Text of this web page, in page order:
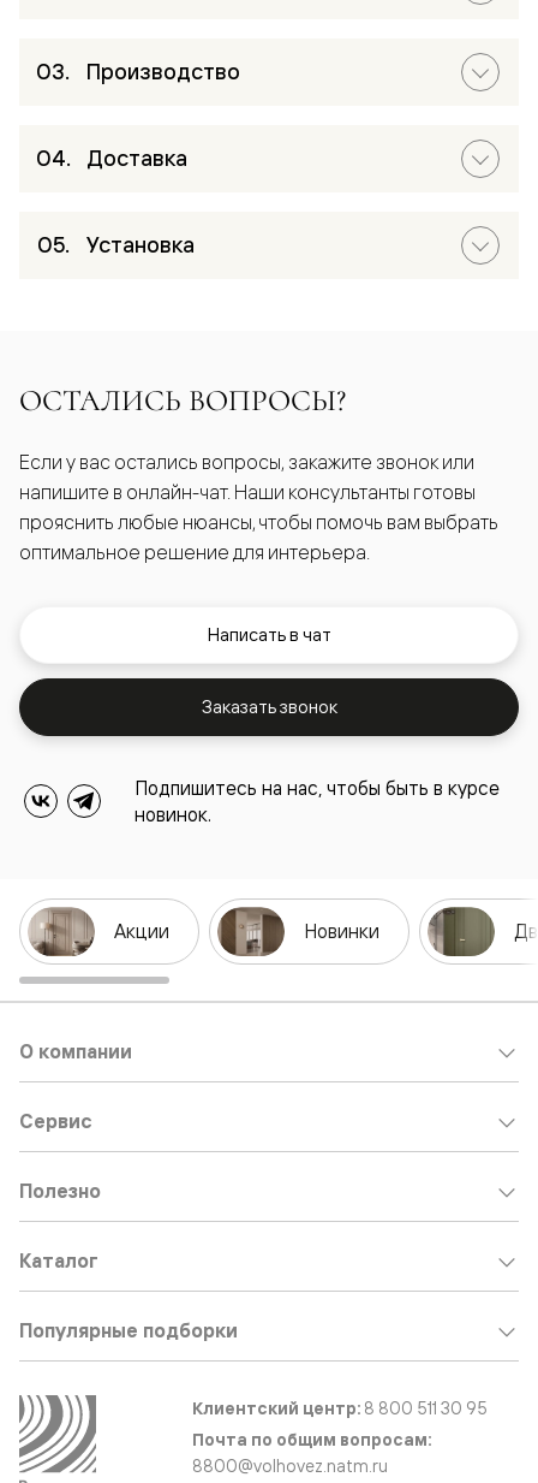
Производство
Доставка
Установка
ОСТАЛИСЬ ВОПРОСЫ?
Если у вас остались вопросы, закажите звонок или
напишите в онлайн-чат. Наши консультанты готовы
прояснить любые нюансы, чтобы помочь вам выбрать
оптимальное решение для интерьера.
Написать в чат
Заказать звонок
Подпишитесь на нас, чтобы быть в курсе
новинок.
Акции Новинки
О компании
Сервис
Полезно
Каталог
Популярные подборки
Клиентский центр: 8 800 511 30 95
Почта по общим вопросам:
8800@volhovez.natm.ru